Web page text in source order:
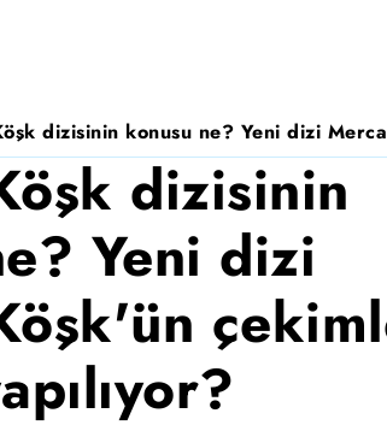
dizisinin konusu ne? Yeni dizi
dizisinin
Yeni dizi